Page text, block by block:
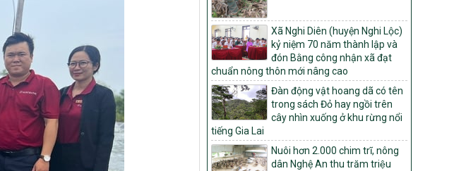
tỉnh, thành phố hoàn thành nhiệm vụ xây
dựng nông thôn mới giai đoạn 2026 –
2030
Quyết định số 16/2026/QĐ-TTg
Quy định nguyên tắc, tiêu chí, định mức
phân bổ ngân sách trung ương và tỉ lệ
vốn đối ứng ngân sách của địa phương
thực hiện Chương trình mục tiêu quốc gia
xây dựng nông thôn mới, giảm nghèo
bền vững và phát triển kinh tế – xã hội
vùng đồng bào dân tộc thiểu số và miền
núi giai đoạn 2026 – 2030
Xã Nghi Diên (huyện Nghi Lộc)
kỷ niệm 70 năm thành lập và
đón Bằng công nhận xã đạt
chuẩn nông thôn mới nâng cao
Đàn động vật hoang dã có tên
trong sách Đỏ hay ngồi trên
cây nhìn xuống ở khu rừng nổi
tiếng Gia Lai
Nuôi hơn 2.000 chim trĩ, nông
dân Nghệ An thu trăm triệu